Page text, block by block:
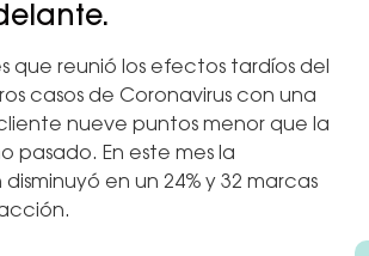
que reunió los efectos tardíos del
casos de Coronavirus con una
nueve puntos menor que la
pasado. En este mes la
en un 24% y 32 marcas